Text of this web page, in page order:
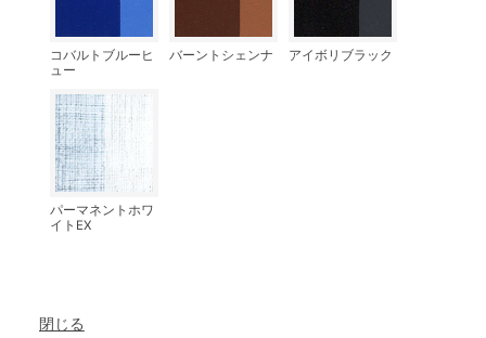
コバルトブルーヒ
ュー
バーントシェンナ アイボリブラック
パーマネントホワ
イトEX
閉じる